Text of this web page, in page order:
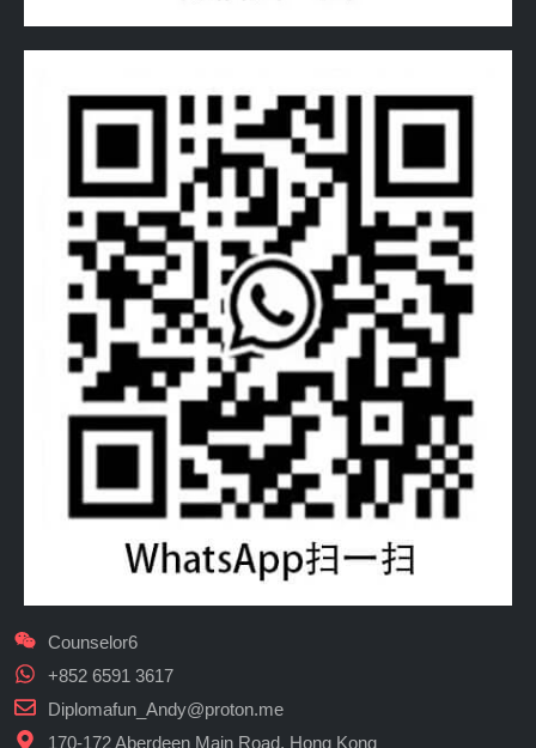
Counselor6
+852 6591 3617
Diplomafun_Andy@proton.me
170-172 Aberdeen Main Road, Hong Kong